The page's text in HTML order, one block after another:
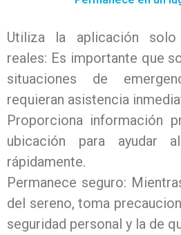
Utiliza la aplicación solo
reales: Es importante que
situaciones de
requieran asistencia
Proporciona información
ubicación para ayudar
rápidamente.
Permanece seguro:
del sereno, toma
seguridad personal y la de